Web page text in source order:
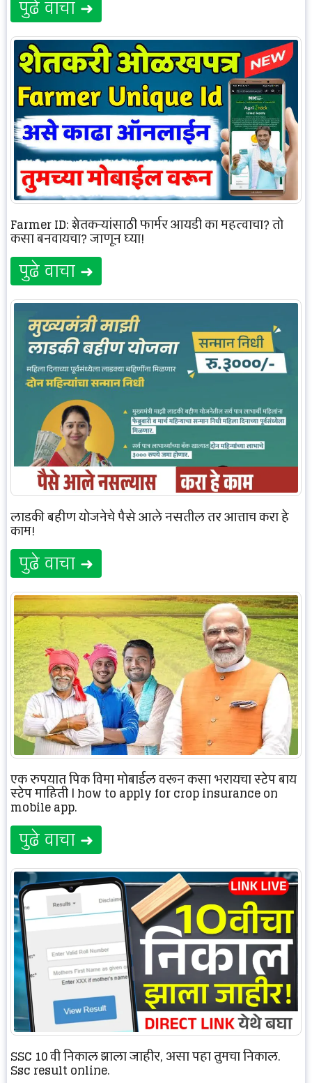
पुढे वाचा ➜
Farmer ID: शेतकऱ्यांसाठी फार्मर आयडी का महत्वाचा? तो
कसा बनवायचा? जाणून घ्या!
पुढे वाचा ➜
लाडकी बहीण योजनेचे पैसे आले नसतील तर आत्ताच करा हे
काम!
पुढे वाचा ➜
एक रुपयात पिक विमा मोबाईल वरून कसा भरायचा स्टेप बाय
स्टेप माहिती | how to apply for crop insurance on
mobile app.
पुढे वाचा ➜
SSC 10 वी निकाल झाला जाहीर, असा पहा तुमचा निकाल.
Ssc result online.